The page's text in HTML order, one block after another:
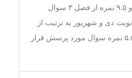
یک، ۵.۵ نمره از فصل دو و ۹.۵ نمره از فصل ۳ سوال
دی و شهریور به ترتیب از
فصل یک تا سه ۸، ۶.۵ و ۵.۵ نمره سوال مورد پرسش قرار